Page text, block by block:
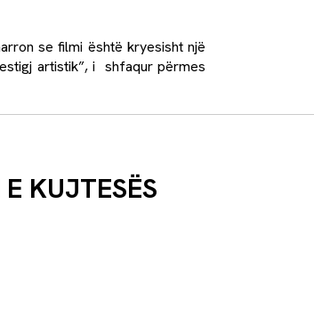
se filmi është kryesisht një
artistik”, i shfaqur përmes
KUJTESËS